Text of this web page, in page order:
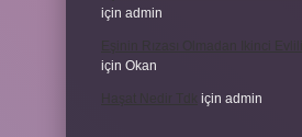
için admin
için Okan
için admin